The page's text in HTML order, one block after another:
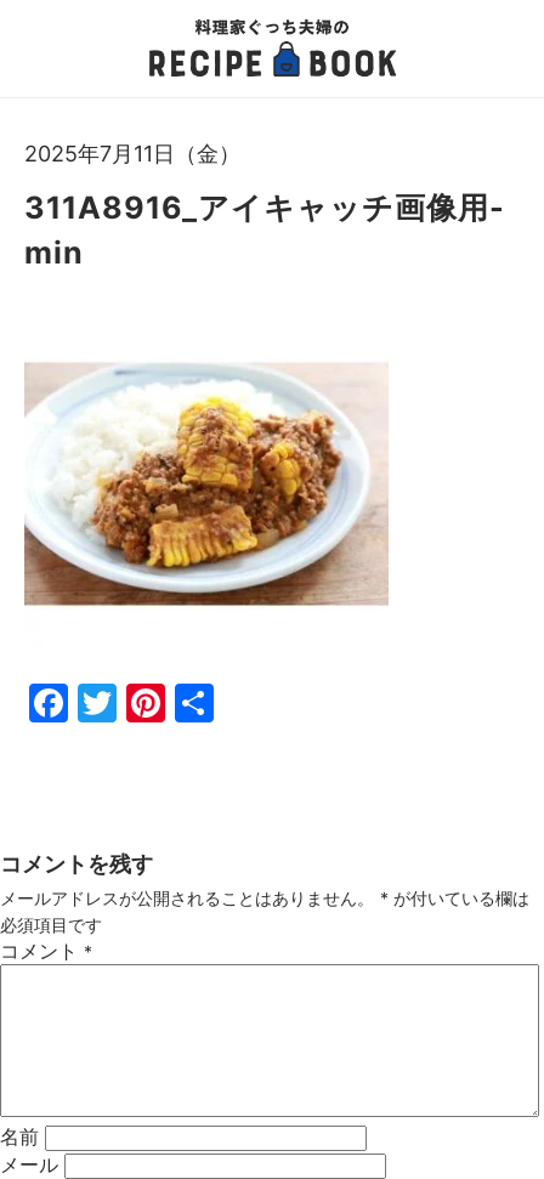
2025年7月11日（金）
311A8916_アイキャッチ画像用-
min
Fac
Twi
Pin
コメントを残す
メールアドレスが公開されることはありません。 * が付いている欄は
必須項目です
コメント *
名前
メール